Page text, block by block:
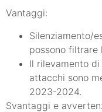
Vantaggi:
Silenziamento/
possono filtrare
Il rilevamento
attacchi sono
2023-2024.
Svantaggi e